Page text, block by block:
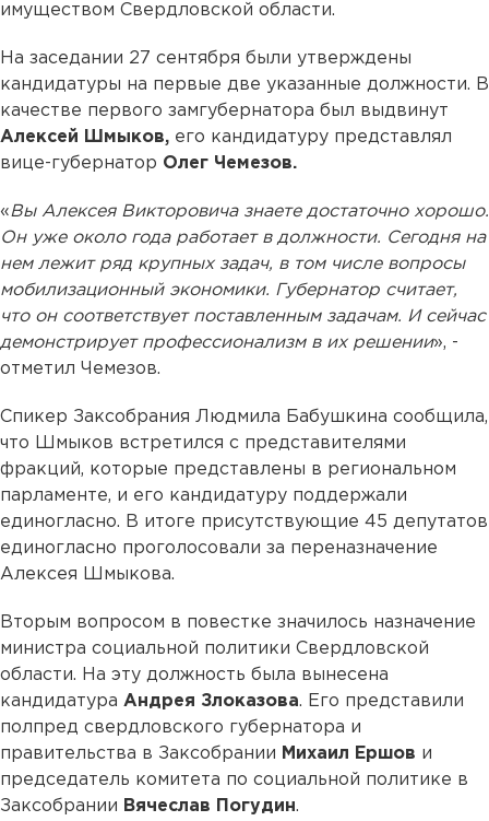
имуществом Свердловской области.
На заседании 27 сентября были утверждены
кандидатуры на первые две указанные должности. В
качестве первого замгубернатора был выдвинут
Алексей Шмыков, его кандидатуру представлял
вице-губернатор Олег Чемезов.
«Вы Алексея Викторовича знаете достаточно хорошо.
Он уже около года работает в должности. Сегодня на
нем лежит ряд крупных задач, в том числе вопросы
мобилизационный экономики. Губернатор считает,
что он соответствует поставленным задачам. И сейчас
демонстрирует профессионализм в их решении», -
отметил Чемезов.
Спикер Заксобрания Людмила Бабушкина сообщила,
что Шмыков встретился с представителями
фракций, которые представлены в региональном
парламенте, и его кандидатуру поддержали
единогласно. В итоге присутствующие 45 депутатов
единогласно проголосовали за переназначение
Алексея Шмыкова.
Вторым вопросом в повестке значилось назначение
министра социальной политики Свердловской
области. На эту должность была вынесена
кандидатура Андрея Злоказова. Его представили
полпред свердловского губернатора и
правительства в Заксобрании Михаил Ершов и
председатель комитета по социальной политике в
Заксобрании Вячеслав Погудин.